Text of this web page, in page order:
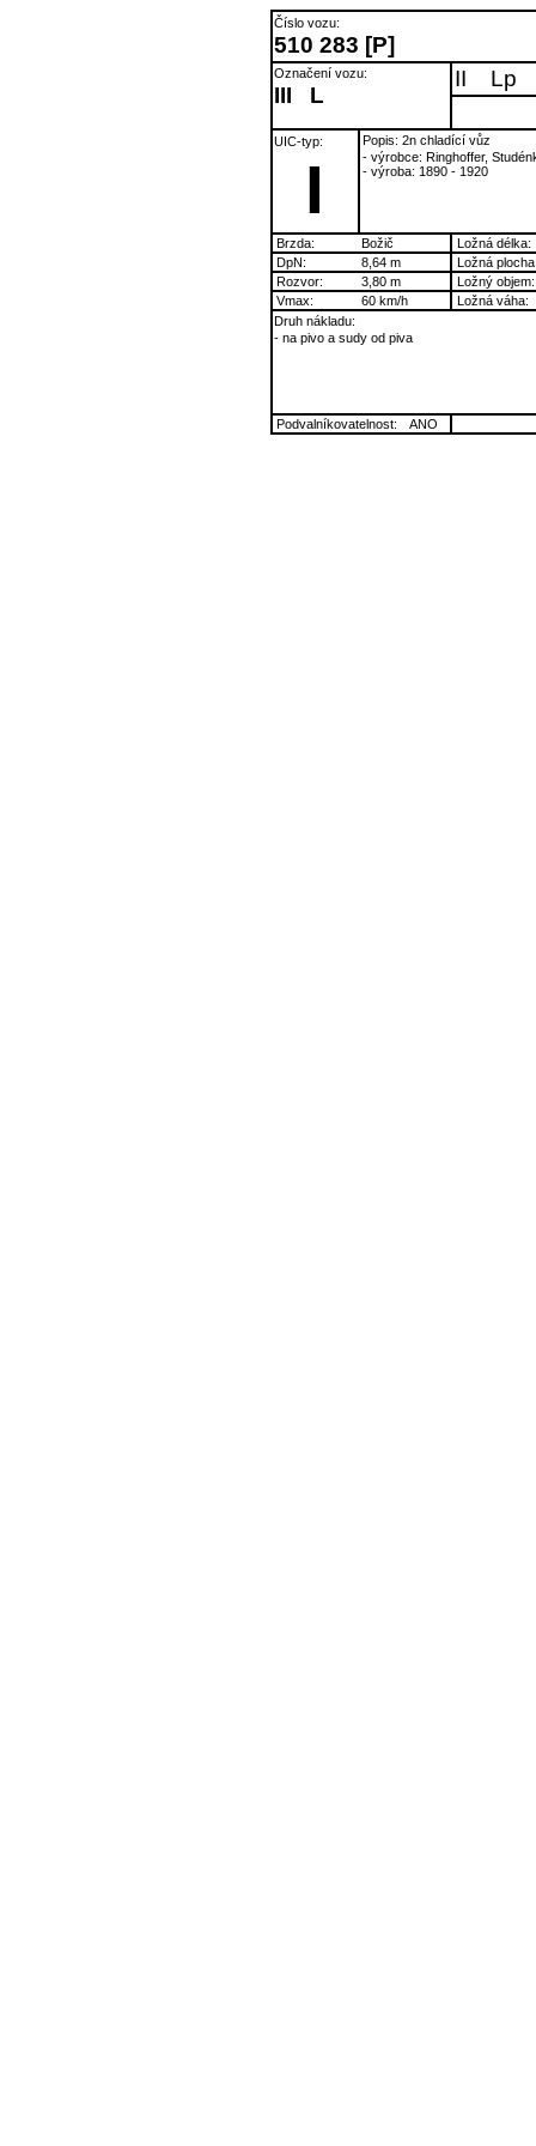
Číslo vozu:
510 283 [P]
Označení vozu:
III L
II Lp
UIC-typ:
I
Popis: 2n chladící vůz
- výrobce: Ringhoffer,
- výroba: 1890 - 1920
Brzda: Božič
Ložná délka:
DpN:
8,64 m
Ložná
Rozvor:
3,80 m
Ložný objem:
Vmax:
60 km/h
Ložná váha:
Druh nákladu:
- na pivo a sudy od piva
Podvalníkovatelnost: ANO